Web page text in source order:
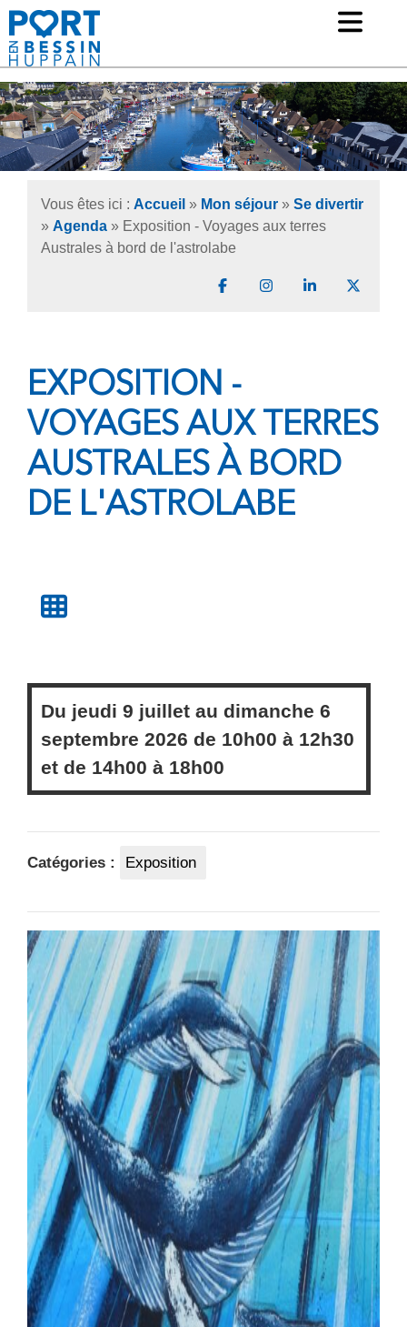
Mairie de Port-en-Bessin Huppain
Vous êtes ici : Accueil » Mon séjour » Se divertir
» Agenda » Exposition - Voyages aux terres
Australes à bord de l'astrolabe
Partager sur Facebook
Partager surPartager sur
EXPOSITION -
VOYAGES AUX TERRES
AUSTRALES À BORD
DE L'ASTROLABE
Du jeudi 9 juillet au dimanche 6
septembre 2026 de 10h00 à 12h30
et de 14h00 à 18h00
Catégories : Exposition